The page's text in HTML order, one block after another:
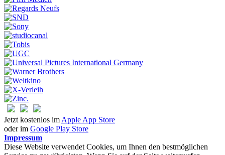
Jetzt kostenlos im Apple App Store
oder im Google Play Store
Impressum
Diese Website verwendet Cookies, um Ihnen den bestmöglichen